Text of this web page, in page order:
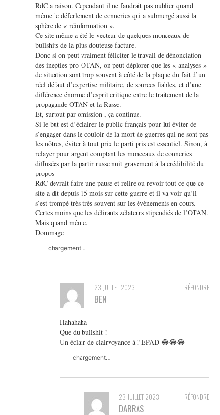
RdC a raison. Cependant il ne faudrait pas oublier quand
même le déferlement de conneries qui a submergé aussi la
sphère de « réinformation ».
Ce site même a été le vecteur de quelques monceaux de
bullshits de la plus douteuse facture.
Donc si on peut vraiment féliciter le travail de dénonciation
des inepties pro-OTAN, on peut déplorer que les « analyses »
de situation sont trop souvent à côté de la plaque du fait d’un
réel défaut d’expertise militaire, de sources fiables, et d’une
différence énorme d’esprit critique entre le traitement de la
propagande OTAN et la Russe.
Et, surtout par omission , ça continue.
Si le but est d’éclairer le public français pour lui éviter de
s’engager dans le couloir de la mort de guerres qui ne sont pas
les nôtres, éviter à tout prix le parti pris est essentiel. Sinon, à
relayer pour argent comptant les monceaux de conneries
diffusées par la partir russe nuit gravement à la crédibilité du
propos.
RdC devrait faire une pause et relire ou revoir tout ce que ce
site a dit depuis 15 mois sur cette guerre et il va voir qu’il
s’est trompé très très souvent sur les évènements en cours.
Certes moins que les délirants zélateurs stipendiés de l’OTAN.
Mais quand même.
Dommage
chargement…
RÉPONDRE
23 JUILLET 2023
BEN
Hahahaha
Que du bullshit !
Un éclair de clairvoyance á l’EPAD 😂😂😂
chargement…
RÉPONDRE
23 JUILLET 2023
DARRAS